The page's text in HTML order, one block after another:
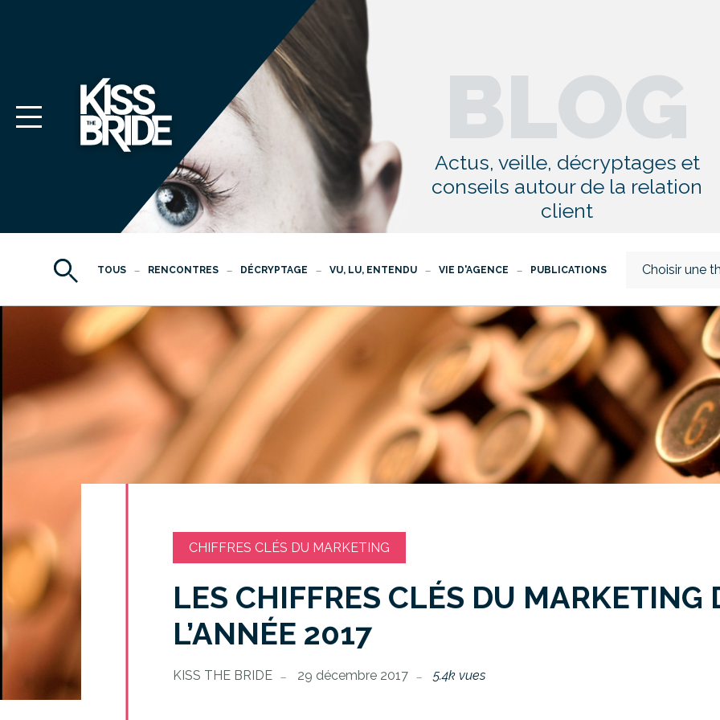
BLOG
Actus, veille, décryptages et
conseils autour de la relation
client
TOUS RENCONTRES DÉCRYPTAGE VU, LU, ENTENDU VIE D'AGENCE PUBLICATIONS Choisir une
CHIFFRES CLÉS DU MARKETING
LES CHIFFRES CLÉS DU MARKETING
L’ANNÉE 2017
KISS THE BRIDE 29 décembre 2017 5.4k vues